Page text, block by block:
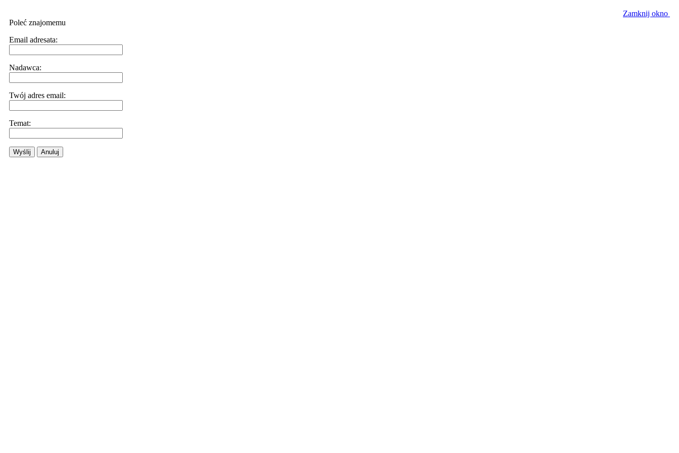
Zamknij okno
Poleć znajomemu
Email adresata:
Nadawca:
Twój adres email:
Temat:
Wyślij Anuluj